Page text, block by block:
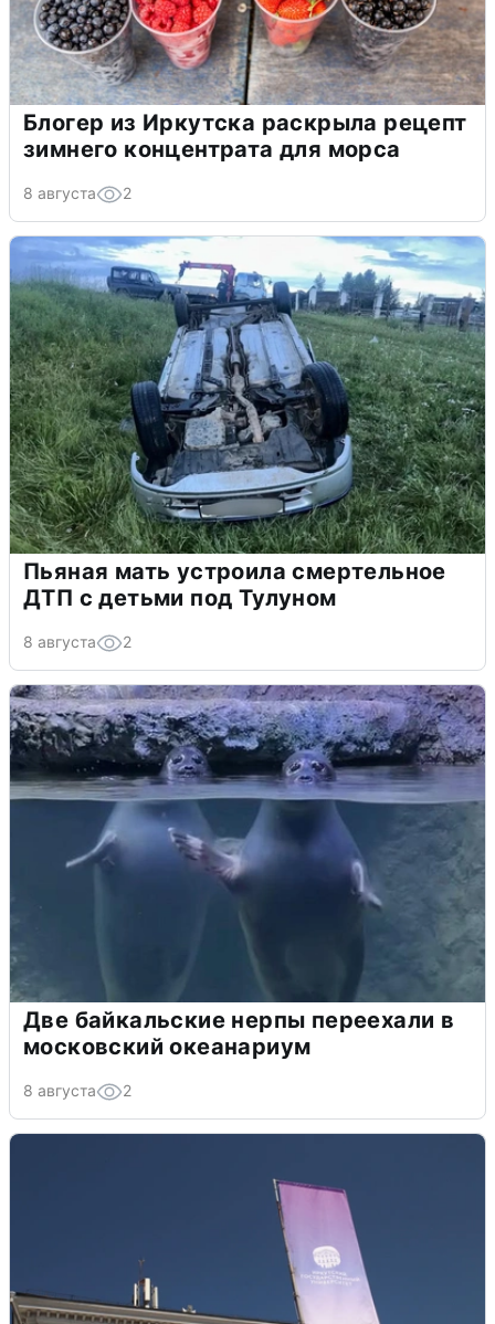
Блогер из Иркутска раскрыла рецепт
зимнего концентрата для морса
8 августа 2
Пьяная мать устроила смертельное
ДТП с детьми под Тулуном
8 августа 2
Две байкальские нерпы переехали в
московский океанариум
8 августа 2